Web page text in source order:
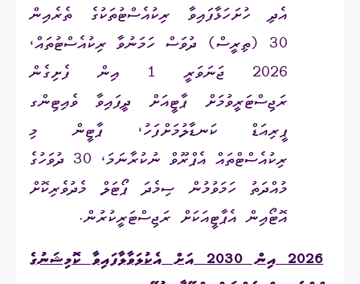
އެދި ހުށަހަޅާފައިވާ ރިކުއެސްޓުތަކުގެ ތެރެއިން
30 (ތިރީސް) ދުވަސް ހަމަނުވާ ރިކުއެސްޓުތައް،
2026 ޖަނަވަރީ 1 އިން ފެށިގެން
ރަޖިސްޓަރީވުމަށް ޕާޓީއަށް ދީފައިވާ ވެއިޓިންގ
ޕީރިއަޑް ކަނޑާލުމަށްފަހު، ޕާޓީން މި
ރިކުއެސްޓްތައް އެޕްރޫވް ނުކުރާނަމަ، 30 ދުވަހުގެ
މުއްދަތު ހަމަވުމުން ސިމެދަ ޕޯޓަލް މެދުވެރިކޮށް
އޮޓޯއިން އެޕާޓީއަކަށް ރަޖިސްޓަރީކުރުން.
2026 އިން 2030 އަށް އެކުލަވާލާފައިވާ ކޮމިޝަނުގެ